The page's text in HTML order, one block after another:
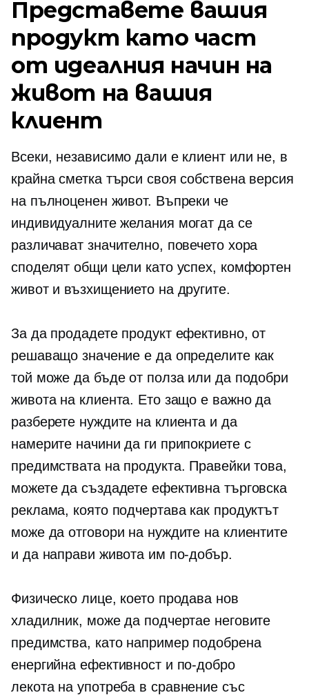
Представете вашия
продукт като част
от идеалния начин на
живот на вашия
клиент
Всеки, независимо дали е клиент или не, в
крайна сметка търси своя собствена версия
на пълноценен живот. Въпреки че
индивидуалните желания могат да се
различават значително, повечето хора
споделят общи цели като успех, комфортен
живот и възхищението на другите.
За да продадете продукт ефективно, от
решаващо значение е да определите как
той може да бъде от полза или да подобри
живота на клиента. Ето защо е важно да
разберете нуждите на клиента и да
намерите начини да ги припокриете с
предимствата на продукта. Правейки това,
можете да създадете ефективна търговска
реклама, която подчертава как продуктът
може да отговори на нуждите на клиентите
и да направи живота им по-добър.
Физическо лице, което продава нов
хладилник, може да подчертае неговите
предимства, като например подобрена
енергийна ефективност и по-добро
лекота на употреба в сравнение със